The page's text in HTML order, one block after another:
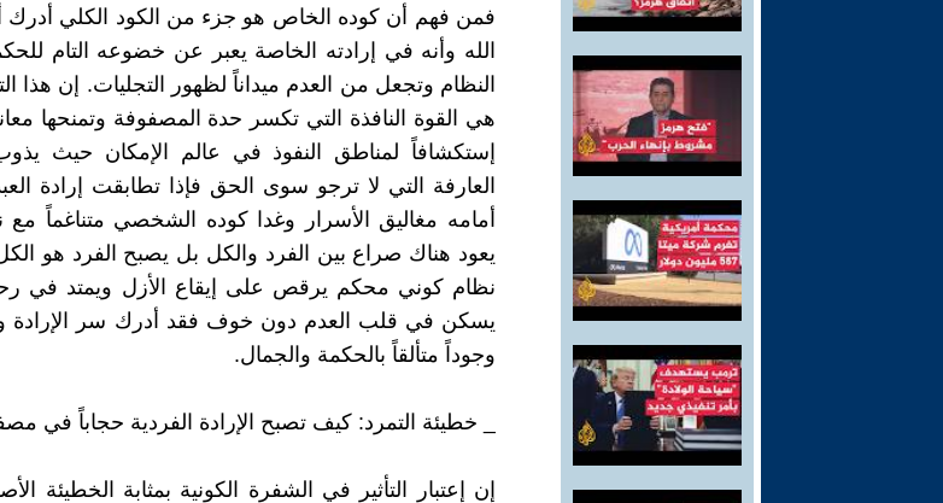
فمن فهم أن كوده الخاص هو جزء من الكود الكلي أدرك
الله وأنه في إرادته الخاصة يعبر عن خضوعه التام
النظام وتجعل من العدم ميداناً لظهور التجليات. إن هذا
هي القوة النافذة التي تكسر حدة المصفوفة وتمنحها
إستكشافاً لمناطق النفوذ في عالم الإمكان حيث
العارفة التي لا ترجو سوى الحق فإذا تطابقت إرادة
أمامه مغاليق الأسرار وغدا كوده الشخصي متناغماً مع
يعود هناك صراع بين الفرد والكل بل يصبح الفرد هو
نظام كوني محكم يرقص على إيقاع الأزل ويمتد في
يسكن في قلب العدم دون خوف فقد أدرك سر الإرادة
وجوداً متألقاً بالحكمة والجمال.
_ خطيئة التمرد: كيف تصبح الإرادة الفردية حجاباً في
إن إعتبار التأثير في الشفرة الكونية بمثابة الخطيئة